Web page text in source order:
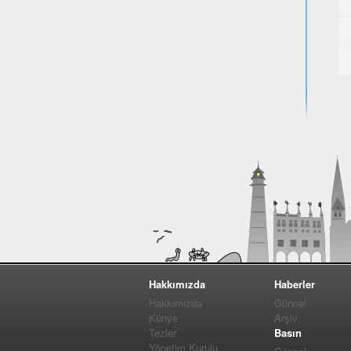
Hakkımızda
Hakkımızda
Künye
Tezler
Yönetim Kurulu
Haberler
Güncel
Arşiv
Basın